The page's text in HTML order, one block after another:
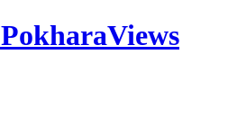
PokharaViews